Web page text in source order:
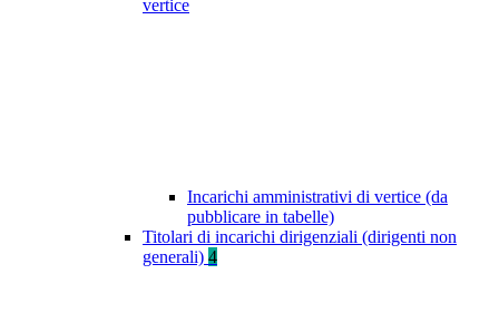
vertice
Incarichi amministrativi di vertice (da
pubblicare in tabelle)
Titolari di incarichi dirigenziali (dirigenti non
generali) 4